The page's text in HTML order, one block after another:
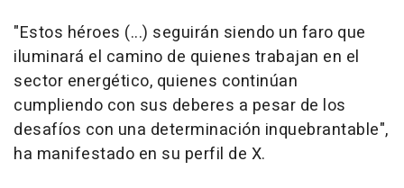
"Estos héroes (...) seguirán siendo un faro que
iluminará el camino de quienes trabajan en el
sector energético, quienes continúan
cumpliendo con sus deberes a pesar de los
desafíos con una determinación inquebrantable",
ha manifestado en su perfil de X.